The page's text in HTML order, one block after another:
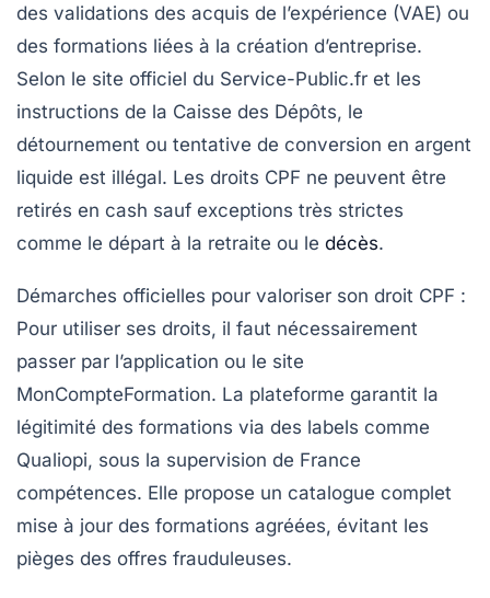
des validations des acquis de l’expérience (VAE) ou
des formations liées à la création d’entreprise.
Selon le site officiel du Service-Public.fr et les
instructions de la Caisse des Dépôts, le
détournement ou tentative de conversion en argent
liquide est illégal. Les droits CPF ne peuvent être
retirés en cash sauf exceptions très strictes
comme le départ à la retraite ou le décès.
Démarches officielles pour valoriser son droit CPF :
Pour utiliser ses droits, il faut nécessairement
passer par l’application ou le site
MonCompteFormation. La plateforme garantit la
légitimité des formations via des labels comme
Qualiopi, sous la supervision de France
compétences. Elle propose un catalogue complet
mise à jour des formations agréées, évitant les
pièges des offres frauduleuses.